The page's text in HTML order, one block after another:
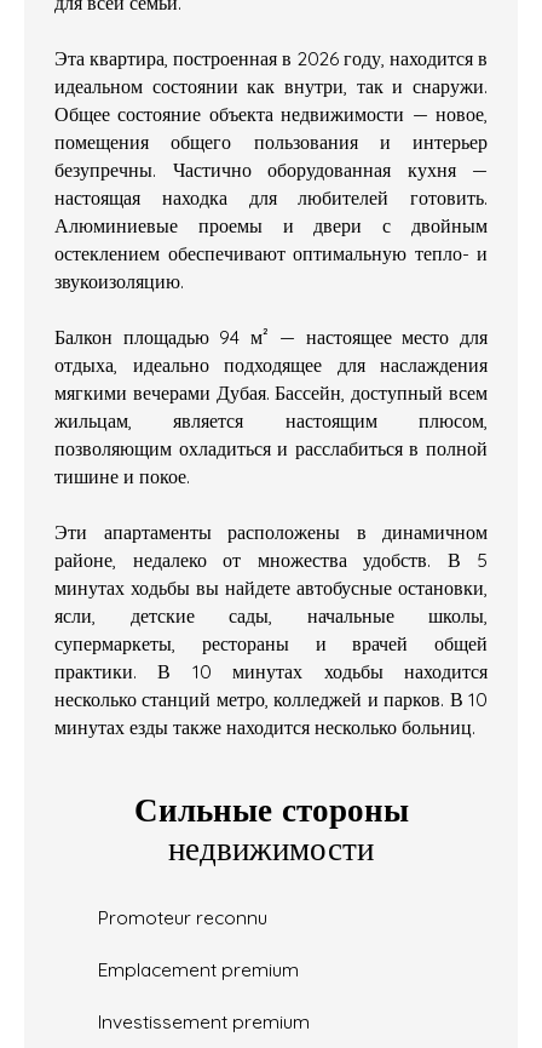
Эта квартира, построенная в 2026 году, находится в
идеальном состоянии как внутри, так и снаружи.
Общее состояние объекта недвижимости — новое,
помещения общего пользования и интерьер
безупречны. Частично оборудованная кухня —
настоящая находка для любителей готовить.
Алюминиевые проемы и двери с двойным
остеклением обеспечивают оптимальную тепло- и
звукоизоляцию.
Балкон площадью 94 м² — настоящее место для
отдыха, идеально подходящее для наслаждения
мягкими вечерами Дубая. Бассейн, доступный всем
жильцам, является настоящим плюсом,
позволяющим охладиться и расслабиться в полной
тишине и покое.
Эти апартаменты расположены в динамичном
районе, недалеко от множества удобств. В 5
минутах ходьбы вы найдете автобусные остановки,
ясли, детские сады, начальные школы,
супермаркеты, рестораны и врачей общей
практики. В 10 минутах ходьбы находится
несколько станций метро, колледжей и парков. В 10
минутах езды также находится несколько больниц.
Сильные стороны
недвижимости
Promoteur reconnu
Emplacement premium
Investissement premium